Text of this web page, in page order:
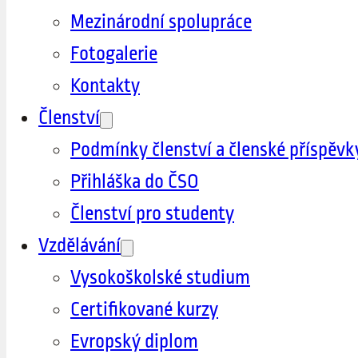
Mezinárodní spolupráce
Fotogalerie
Kontakty
Členství
Podmínky členství a členské
Přihláška do ČSO
Členství pro studenty
Vzdělávání
Vysokoškolské studium
Certifikované kurzy
Evropský diplom